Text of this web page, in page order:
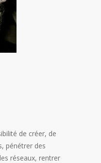
de créer, de
pénétrer des
réseaux, rentrer